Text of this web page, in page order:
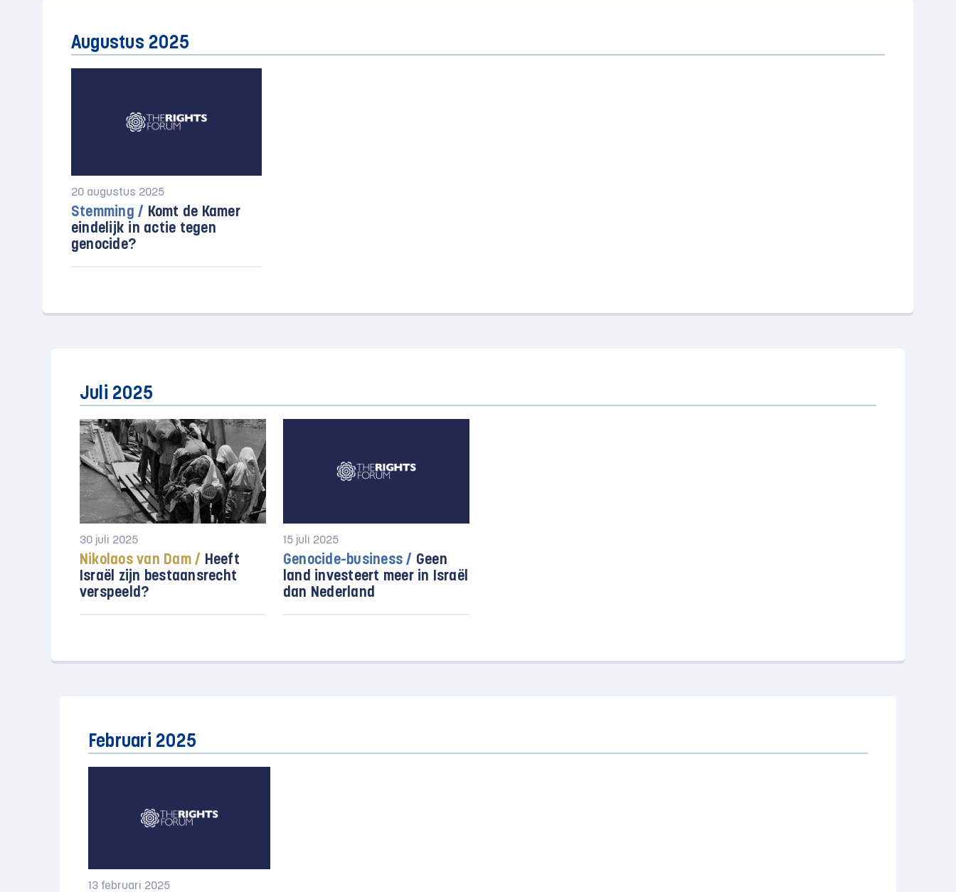
Augustus 2025
20 augustus 2025
Stemming / Komt de Kamer
eindelijk in actie tegen
genocide?
Juli 2025
30 juli 2025
Nikolaos van Dam / Heeft
Israël zijn bestaansrecht
verspeeld?
15 juli 2025
Genocide-business / Geen
land investeert meer in Israël
dan Nederland
Februari 2025
13 februari 2025